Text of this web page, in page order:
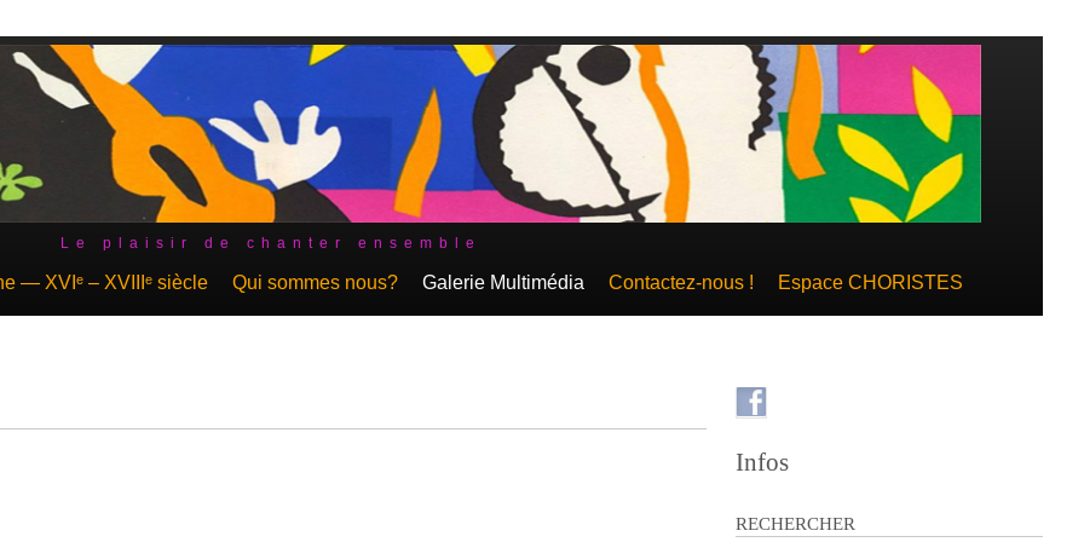
Le plaisir de chanter ensemble
— XVIᵉ – XVIIIᵉ siècle Qui sommes nous? Galerie Multimédia Contactez-nous ! Espace CHORISTES
Infos
RECHERCHER